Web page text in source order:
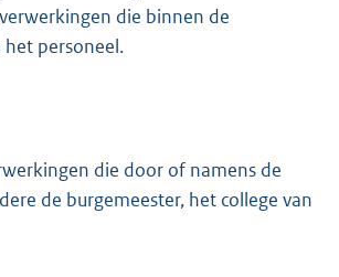
die binnen de
het personeel.
die door of namens de
de burgemeester, het college van